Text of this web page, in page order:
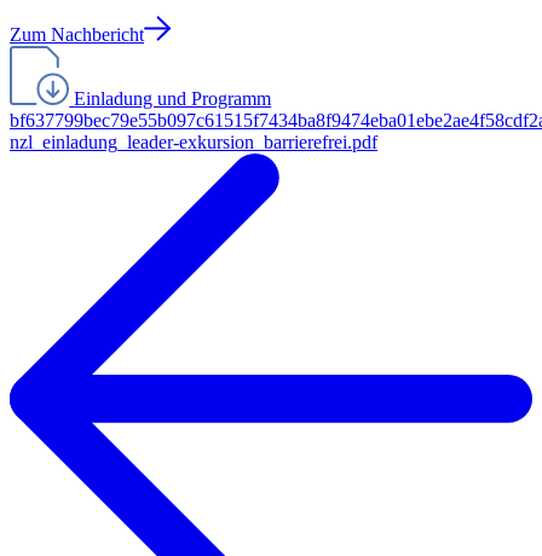
Zum Nachbericht
Einladung und Programm
nzl_einladung_leader-exkursion_barrierefrei.pdf